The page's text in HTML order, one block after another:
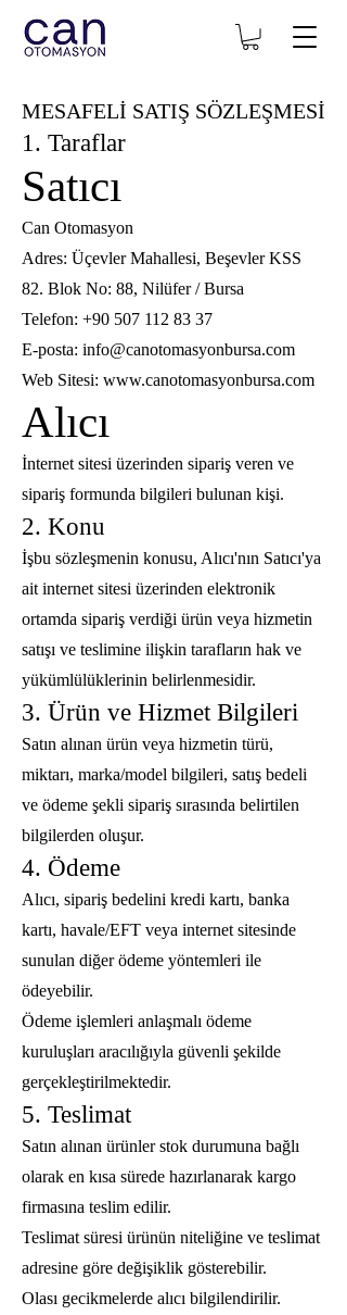
MESAFELİ SATIŞ SÖZLEŞMESİ
1. Taraflar
Satıcı
Can Otomasyon
Adres: Üçevler Mahallesi, Beşevler KSS
82. Blok No: 88, Nilüfer / Bursa
Telefon: +90 507 112 83 37
E-posta: info@canotomasyonbursa.com
Web Sitesi: www.canotomasyonbursa.com
Alıcı
İnternet sitesi üzerinden sipariş veren ve
sipariş formunda bilgileri bulunan kişi.
2. Konu
İşbu sözleşmenin konusu, Alıcı'nın Satıcı'ya
ait internet sitesi üzerinden elektronik
ortamda sipariş verdiği ürün veya hizmetin
satışı ve teslimine ilişkin tarafların hak ve
yükümlülüklerinin belirlenmesidir.
3. Ürün ve Hizmet Bilgileri
Satın alınan ürün veya hizmetin türü,
miktarı, marka/model bilgileri, satış bedeli
ve ödeme şekli sipariş sırasında belirtilen
bilgilerden oluşur.
4. Ödeme
Alıcı, sipariş bedelini kredi kartı, banka
kartı, havale/EFT veya internet sitesinde
sunulan diğer ödeme yöntemleri ile
ödeyebilir.
Ödeme işlemleri anlaşmalı ödeme
kuruluşları aracılığıyla güvenli şekilde
gerçekleştirilmektedir.
5. Teslimat
Satın alınan ürünler stok durumuna bağlı
olarak en kısa sürede hazırlanarak kargo
firmasına teslim edilir.
Teslimat süresi ürünün niteliğine ve teslimat
adresine göre değişiklik gösterebilir.
Olası gecikmelerde alıcı bilgilendirilir.